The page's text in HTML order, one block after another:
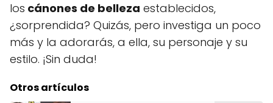
los cánones de belleza establecidos,
¿sorprendida? Quizás, pero investiga un poco
más y la adorarás, a ella, su personaje y su
estilo. ¡Sin duda!
Otros artículos